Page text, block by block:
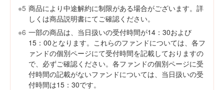
※5 商品により中途解約に制限がある場合がございます。詳
しくは商品説明書にてご確認ください。
※6 一部の商品は、当日扱いの受付時間が14：30および
15：00となります。これらのファンドについては、各フ
ァンドの個別ページにて受付時間を記載しておりますの
で、必ずご確認ください。各ファンドの個別ページに受
付時間の記載がないファンドについては、当日扱いの受
付時間は15：30です。